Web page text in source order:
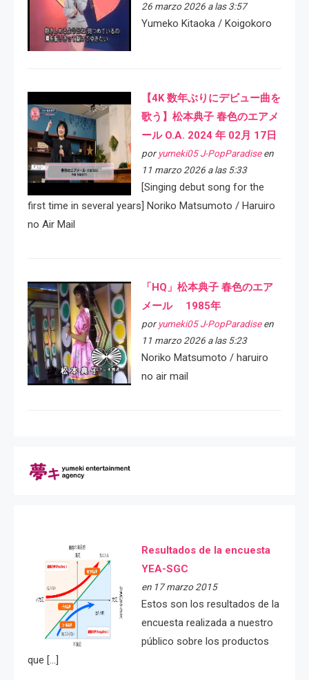
26 marzo 2026 a las 3:57
Yumeko Kitaoka / Koigokoro
【4K 数年ぶりにデビュー曲を
歌う】松本典子 春色のエアメ
ール O.A. 2024 年 02月 17日
por yumeki05 J-PopParadiseen
11 marzo 2026 a las 5:33
[Singing debut song for the
first time in several years] Noriko Matsumoto / Haruiro
no Air Mail
「HQ」松本典子 春色のエア
メール 1985年
por yumeki05 J-PopParadiseen
11 marzo 2026 a las 5:23
Noriko Matsumoto / haruiro
no air mail
Resultados de la encuesta
YEA-SGC
en 17 marzo 2015
Estos son los resultados de la
encuesta realizada a nuestro
público sobre los productos
que […]